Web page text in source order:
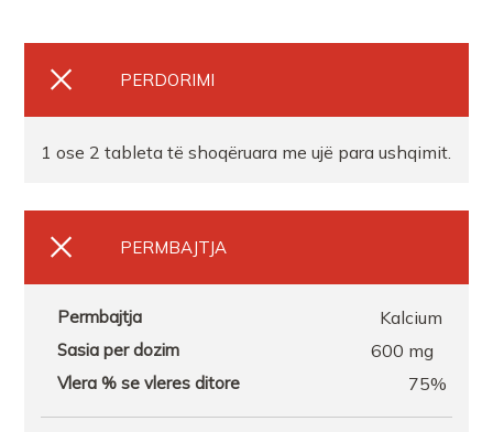
PERDORIMI
1 ose 2 tableta të shoqëruara me ujë para ushqimit.
PERMBAJTJA
Kalcium
600 mg
75%